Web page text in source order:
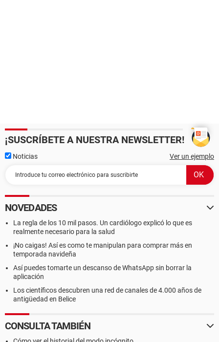
¡SUSCRÍBETE A NUESTRA NEWSLETTER!
Noticias Ver un ejemplo
NOVEDADES
La regla de los 10 mil pasos. Un cardiólogo explicó lo que es
realmente necesario para la salud
¡No caigas! Así es como te manipulan para comprar más en
temporada navideña
Así puedes tomarte un descanso de WhatsApp sin borrar la
aplicación
Los científicos descubren una red de canales de 4.000 años de
antigüedad en Belice
CONSULTA TAMBIÉN